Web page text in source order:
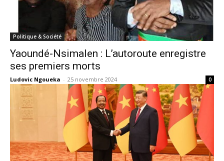
Politique & Société
Yaoundé-Nsimalen : L’autoroute enregistre
ses premiers morts
Ludovic Ngoueka - 25 novembre 2024 0